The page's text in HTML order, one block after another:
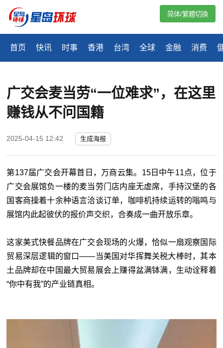
首页 快讯 时事 香港 台湾 全球 金融 消费
简体/繁體切換
广交会麦当劳“一位难求”，在这里
赚钱从不问国籍
2025-04-15 12:42 生成海报
第137届广交会开幕首日，万商云集。15日中午11点，位于
广交会展馆负一楼的麦当劳门店内座无虚席，手持汉堡的各
国客商操着十余种语言洽谈订单，咖啡机持续运转的嗡鸣与
展馆内此起彼伏的报价声交织，合奏成一曲开放乐章。
这家美式快餐品牌在广交会现场的火爆，恰似一扇观察国际
贸易深层逻辑的窗口——当美国对华挥舞关税大棒时，其本
土品牌却在中国最大贸易展会上赚得盆满钵满，生动诠释着
“你中有我”的产业链真相。